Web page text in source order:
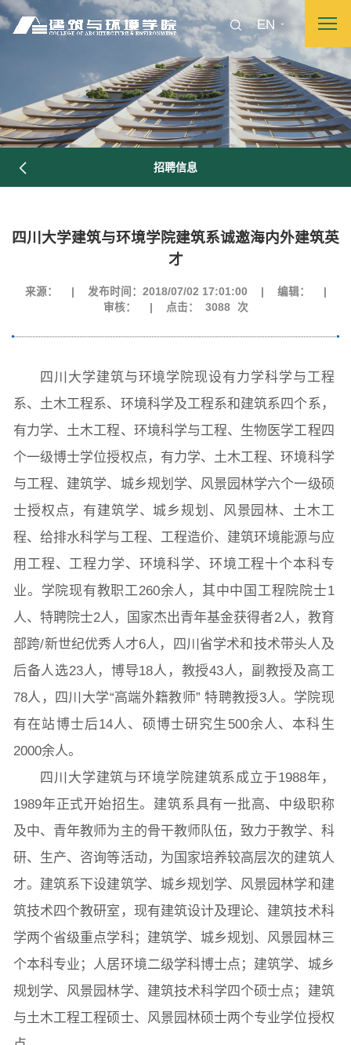
EN
图片新闻
院长致词 学院简介 现任领导 各系介绍
院党委 院行政 院工会 教授委员会
教学科研岗 行政管理岗 教学思政岗 实验教辅岗
本科教育 研究生教育 继续教育
科研概况 学术动态 科研平台 科研办事流程
招聘信息
四川大学建筑与环境学院建筑系诚邀海内外建筑英
才
来源： 发布时间：2018/07/02 17:01:00 编辑：
审核：
点击： 3088 次
四川大学建筑与环境学院现设有力学科学与工程
系、土木工程系、环境科学及工程系和建筑系四个系，
有力学、土木工程、环境科学与工程、生物医学工程四
个一级博士学位授权点，有力学、土木工程、环境科学
与工程、建筑学、城乡规划学、风景园林学六个一级硕
士授权点，有建筑学、城乡规划、风景园林、土木工
程、给排水科学与工程、工程造价、建筑环境能源与应
用工程、工程力学、环境科学、环境工程十个本科专
业。学院现有教职工260余人，其中中国工程院院士1
人、特聘院士2人，国家杰出青年基金获得者2人，教育
部跨/新世纪优秀人才6人，四川省学术和技术带头人及
后备人选23人，博导18人，教授43人，副教授及高工
78人，四川大学“高端外籍教师” 特聘教授3人。学院现
有在站博士后14人、硕博士研究生500余人、本科生
2000余人。
四川大学建筑与环境学院建筑系成立于1988年，
1989年正式开始招生。建筑系具有一批高、中级职称
及中、青年教师为主的骨干教师队伍，致力于教学、科
研、生产、咨询等活动，为国家培养较高层次的建筑人
才。建筑系下设建筑学、城乡规划学、风景园林学和建
筑技术四个教研室，现有建筑设计及理论、建筑技术科
学两个省级重点学科；建筑学、城乡规划、风景园林三
个本科专业；人居环境二级学科博士点；建筑学、城乡
规划学、风景园林学、建筑技术科学四个硕士点；建筑
与土木工程工程硕士、风景园林硕士两个专业学位授权